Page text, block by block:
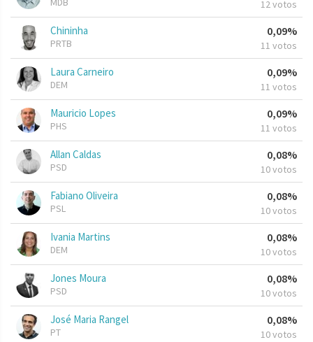
12 votos
Chininha
PRTB
0,09%
11 votos
Laura Carneiro
DEM
0,09%
11 votos
Mauricio Lopes
PHS
0,09%
11 votos
Allan Caldas
PSD
0,08%
10 votos
Fabiano Oliveira
PSL
0,08%
10 votos
Ivania Martins
DEM
0,08%
10 votos
Jones Moura
PSD
0,08%
10 votos
José Maria Rangel
PT
0,08%
10 votos